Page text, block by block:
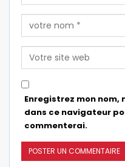
Enregistrez mon nom,
dans ce navigateur
commenterai.